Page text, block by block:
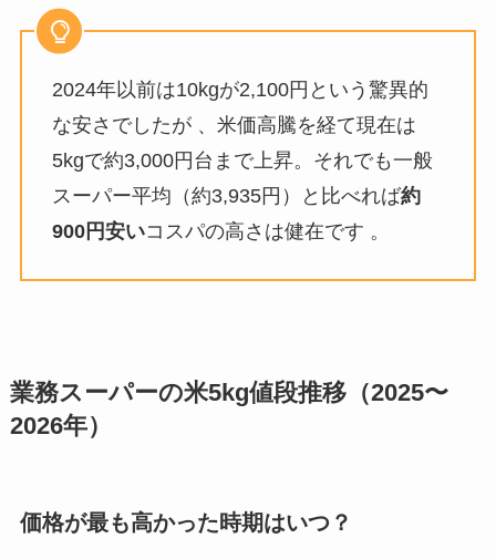
2024年以前は10kgが2,100円という驚異的
な安さでしたが 、米価高騰を経て現在は
5kgで約3,000円台まで上昇。それでも一般
スーパー平均（約3,935円）と比べれば約
900円安いコスパの高さは健在です 。
業務スーパーの米5kg値段推移（2025〜
2026年）
価格が最も高かった時期はいつ？